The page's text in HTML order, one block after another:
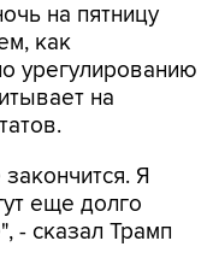
на пятницу
как
урегулированию
на
Я
еще долго
- сказал Трамп